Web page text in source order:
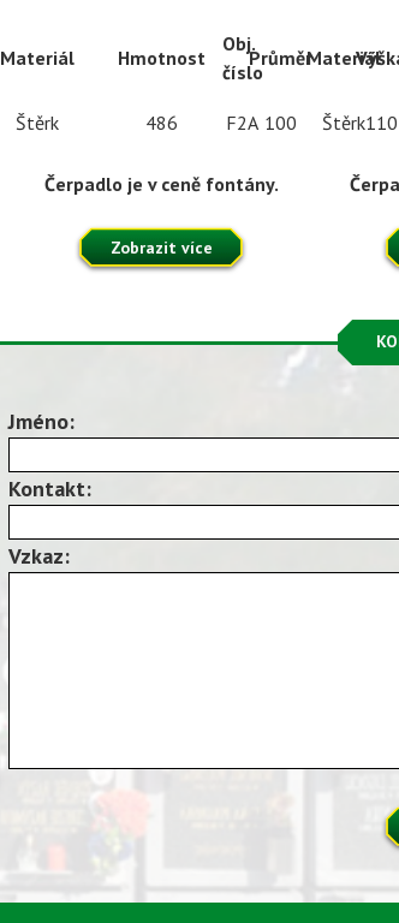
Materiál Hmotnost Průměr
Štěrk 486 100 110
Čerpadlo je v ceně fontány.
Zobrazit více
Obj.
číslo
Materiál
F2A Štěrk
Jméno:
Kontakt:
Vzkaz: